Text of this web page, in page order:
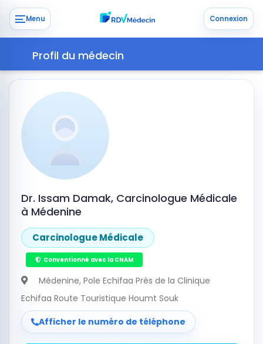
Menu Connexion
Profil du médecin
Dr. Issam Damak, Carcinologue Médicale
à Médenine
Carcinologue Médicale
Conventionné avec la CNAM
Médenine, Pole Echifaa Près de la Clinique
Echifaa Route Touristique Houmt Souk
Afficher le numéro de téléphone